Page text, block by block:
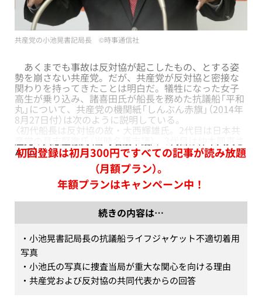
共産党の小池晃書記局長 ©︎時事通信社
あくまでも事故は反対協が起こしたもの、とする姿
勢を崩さない共産党。だが、共産党が反対協と密接な
関わりを持ってきたことは明白だ。犠牲になった女子
高生が乗り込み、諸喜田氏が船長を務めた抗議船「平和
丸」について、共産党の機関紙「しんぶん赤旗」（2014年
8月27日付）は次のように説明している。
〈初代船長は反対協の故・大西輝雄氏。2代目は日本共
んで〉
初回登録は初月300円ですべての記事が読み放題
（月額プラン）。
年額プランはキャンペーン中！
続きの内容は…
・小池晃書記局長の抗議船ライフジャケット不適切着用
写真
・小池氏の写真に捜査当局が重大な関心を向ける理由
・共産党および反対協の共同代表からの回答